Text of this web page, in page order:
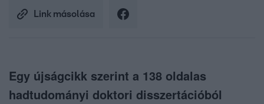
Link másolása
Egy újságcikk szerint a 138 oldalas
hadtudományi doktori disszertációból